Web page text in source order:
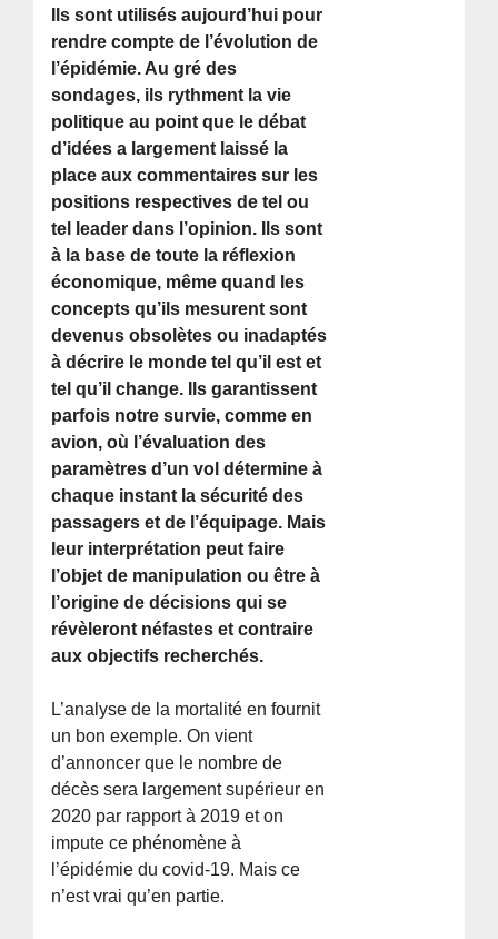
Ils sont utilisés aujourd’hui pour
rendre compte de l’évolution de
l’épidémie. Au gré des
sondages, ils rythment la vie
politique au point que le débat
d’idées a largement laissé la
place aux commentaires sur les
positions respectives de tel ou
tel leader dans l’opinion. Ils sont
à la base de toute la réflexion
économique, même quand les
concepts qu’ils mesurent sont
devenus obsolètes ou inadaptés
à décrire le monde tel qu’il est et
tel qu’il change. Ils garantissent
parfois notre survie, comme en
avion, où l’évaluation des
paramètres d’un vol détermine à
chaque instant la sécurité des
passagers et de l’équipage. Mais
leur interprétation peut faire
l’objet de manipulation ou être à
l’origine de décisions qui se
révèleront néfastes et contraire
aux objectifs recherchés.
L’analyse de la mortalité en fournit
un bon exemple. On vient
d’annoncer que le nombre de
décès sera largement supérieur en
2020 par rapport à 2019 et on
impute ce phénomène à
l’épidémie du covid-19. Mais ce
n’est vrai qu’en partie.